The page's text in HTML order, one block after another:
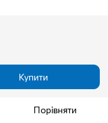
Купити
Порівняти